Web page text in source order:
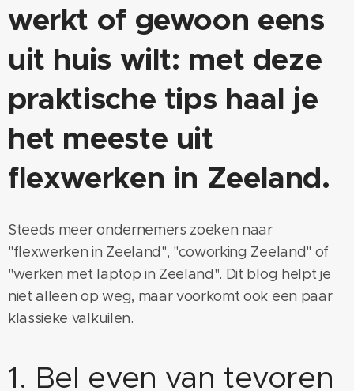
werkt of gewoon eens
uit huis wilt: met deze
praktische tips haal je
het meeste uit
flexwerken in Zeeland.
Steeds meer ondernemers zoeken naar
"flexwerken in Zeeland", "coworking Zeeland" of
"werken met laptop in Zeeland". Dit blog helpt je
niet alleen op weg, maar voorkomt ook een paar
klassieke valkuilen.
1. Bel even van tevoren